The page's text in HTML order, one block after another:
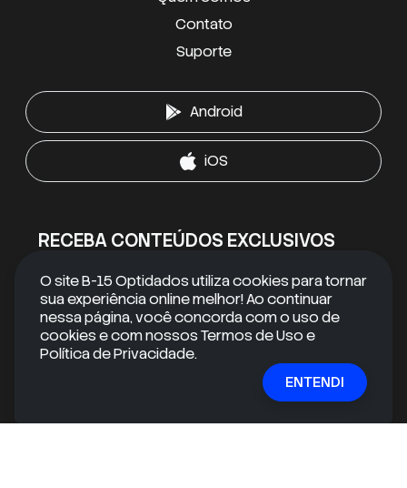
Contato
Suporte
RECEBA CONTEÚDOS EXCLUSIVOS
Quer se manter informado e ir além do óbvio?
Inscreva-se em nossa newsletter gratuita e receba
conteúdos exclusivos e informações valiosas
diretamente na sua caixa de entrada!
check ASSINAR
Android
iOS
O site B-15 Optidados utiliza cookies para tornar
sua experiência online melhor! Ao continuar
nessa página, você concorda com o uso de
cookies e com nossos Termos de Uso e
Política de Privacidade.
ENTENDI